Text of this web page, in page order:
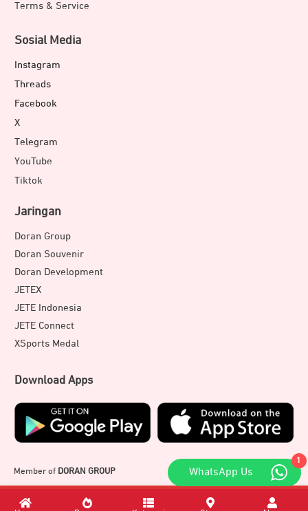
Terms & Service
Sosial Media
Instagram
Threads
Facebook
X
Telegram
YouTube
Tiktok
Jaringan
Doran Group
Doran Souvenir
Doran Development
JETEX
JETE Indonesia
JETE Connect
XSports Medal
Download Apps
Member of DORAN GROUP
1
WhatsApp Us